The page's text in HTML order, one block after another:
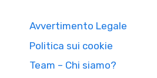
Avvertimento Legale
Politica sui cookie
Team – Chi siamo?